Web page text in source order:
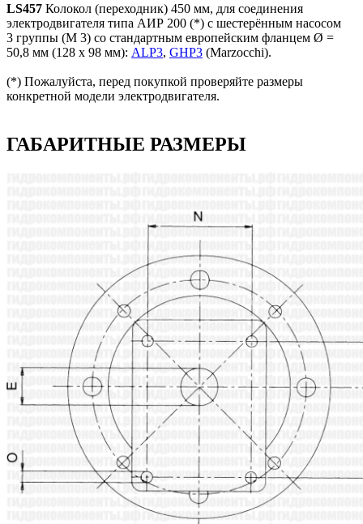
LS457 Колокол (переходник) 450 мм, для соединения
электродвигателя типа АИР 200 (*) с шестерённым насосом
3 группы (M 3) со стандартным европейским фланцем Ø =
50,8 мм (128 x 98 мм): ALP3, GHP3 (Marzocchi).
(*) Пожалуйста, перед покупкой проверяйте размеры
конкретной модели электродвигателя.
ГАБАРИТНЫЕ РАЗМЕРЫ